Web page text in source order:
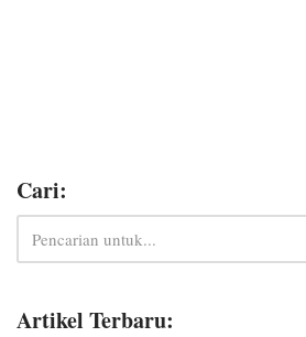
Cari:
Artikel Terbaru: